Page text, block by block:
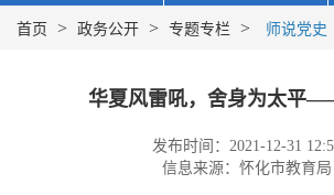
首页 > 政务公开 > 专题专栏 > 师说党史
华夏风雷吼，舍身为太平
发布时间：2021-12-31
信息来源：怀化市教育局